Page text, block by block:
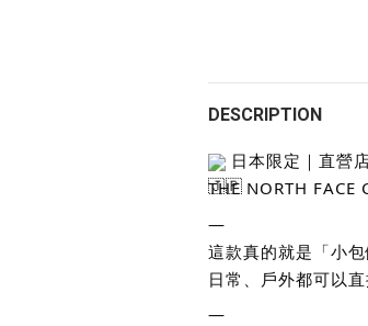
DESCRIPTION
日本限定｜直營
THE NORTH
—
這款真的就是「小
日常、戶外都可以
—